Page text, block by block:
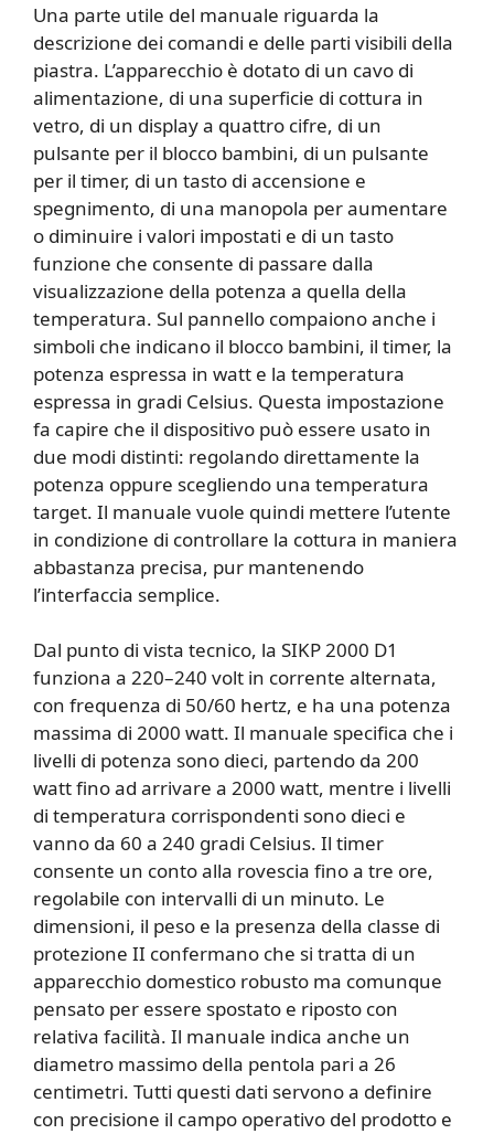
Una parte utile del manuale riguarda la
descrizione dei comandi e delle parti visibili della
piastra. L’apparecchio è dotato di un cavo di
alimentazione, di una superficie di cottura in
vetro, di un display a quattro cifre, di un
pulsante per il blocco bambini, di un pulsante
per il timer, di un tasto di accensione e
spegnimento, di una manopola per aumentare
o diminuire i valori impostati e di un tasto
funzione che consente di passare dalla
visualizzazione della potenza a quella della
temperatura. Sul pannello compaiono anche i
simboli che indicano il blocco bambini, il timer, la
potenza espressa in watt e la temperatura
espressa in gradi Celsius. Questa impostazione
fa capire che il dispositivo può essere usato in
due modi distinti: regolando direttamente la
potenza oppure scegliendo una temperatura
target. Il manuale vuole quindi mettere l’utente
in condizione di controllare la cottura in maniera
abbastanza precisa, pur mantenendo
l’interfaccia semplice.
Dal punto di vista tecnico, la SIKP 2000 D1
funziona a 220–240 volt in corrente alternata,
con frequenza di 50/60 hertz, e ha una potenza
massima di 2000 watt. Il manuale specifica che i
livelli di potenza sono dieci, partendo da 200
watt fino ad arrivare a 2000 watt, mentre i livelli
di temperatura corrispondenti sono dieci e
vanno da 60 a 240 gradi Celsius. Il timer
consente un conto alla rovescia fino a tre ore,
regolabile con intervalli di un minuto. Le
dimensioni, il peso e la presenza della classe di
protezione II confermano che si tratta di un
apparecchio domestico robusto ma comunque
pensato per essere spostato e riposto con
relativa facilità. Il manuale indica anche un
diametro massimo della pentola pari a 26
centimetri. Tutti questi dati servono a definire
con precisione il campo operativo del prodotto e